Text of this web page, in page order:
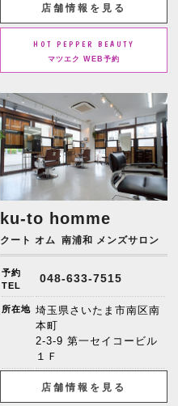
店舗情報を見る
HOT PEPPER BEAUTY
マツエク WEB予約
ku-to homme
クート オム 南浦和 メンズサロン
予約
TEL
048-633-7515
所在地 埼玉県さいたま市南区南
本町
2-3-9 第一セイコービル
１Ｆ
店舗情報を見る